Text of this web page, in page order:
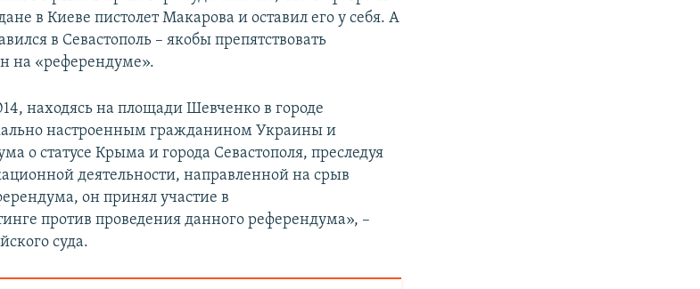
в Киеве пистолет Макарова и оставил его у себя. А
в Севастополь – якобы препятствовать
на «референдуме».
находясь на площади Шевченко в городе
настроенным гражданином Украины и
о статусе Крыма и города Севастополя, преследуя
деятельности, направленной на срыв
он принял участие в
против проведения данного референдума», –
суда.